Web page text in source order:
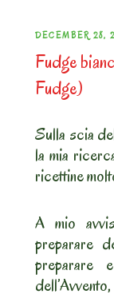
POSTED
ON
DECEMBER 28,
Fudge
Fudge)
Sulla scia
la mia
ricettine
A mio
preparare
preparare